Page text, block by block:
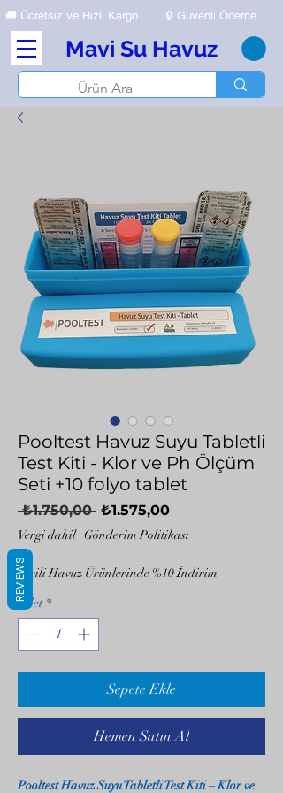
🚚 Ücretsiz ve Hızlı Kargo 🔒 Güvenli Ödeme
Mavi Su Havuz
Pooltest Havuz Suyu Tabletli
Test Kiti - Klor ve Ph Ölçüm
Seti +10 folyo tablet
₺1.750,00 Normal
Fiyat
₺1.575,00İndirimli
Fiyat
Vergi dahil| Gönderim Politikası
Seçili Havuz Ürünlerinde %10 İndirim
Adet *
Sepete Ekle
Hemen Satın Al
Pooltest Havuz Suyu Tabletli Test Kiti – Klor ve
REVIEWS